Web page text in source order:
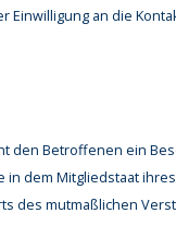
an die
den Betroffenen ein
dem Mitgliedstaat
des mutmaßlichen